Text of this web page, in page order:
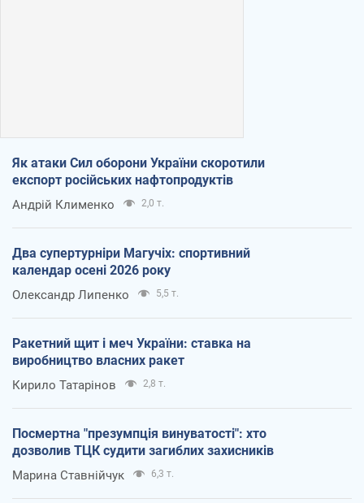
Як атаки Сил оборони України скоротили
експорт російських нафтопродуктів
Андрій Клименко 2,0 т.
Два супертурніри Магучіх: спортивний
календар осені 2026 року
Олександр Липенко 5,5 т.
Ракетний щит і меч України: ставка на
виробництво власних ракет
Кирило Татарінов 2,8 т.
Посмертна "презумпція винуватості": хто
дозволив ТЦК судити загиблих захисників
Марина Ставнійчук 6,3 т.